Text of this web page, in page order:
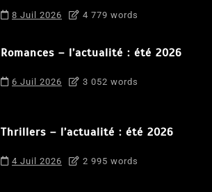
8 Juil 2026 4 779 words
Romances – l’actualité : été 2026
6 Juil 2026 3 052 words
Thrillers – l’actualité : été 2026
4 Juil 2026 2 995 words